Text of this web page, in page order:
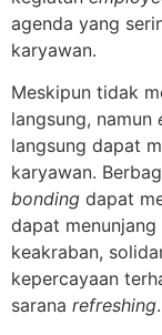
agenda yang
karyawan.
Meskipun tidak
langsung, namun
langsung dapat
karyawan.
bonding dapat
dapat
keakraban,
kepercayaan
sarana refreshing.